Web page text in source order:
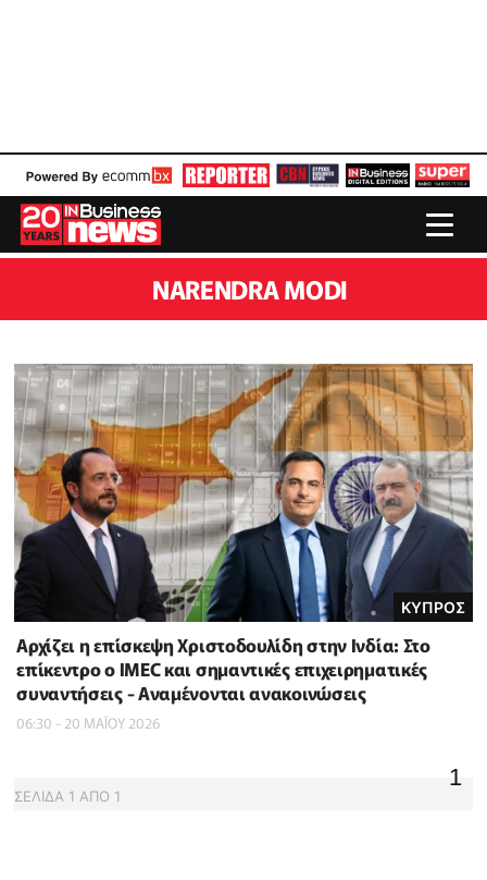
NARENDRA MODI
ΚΥΠΡΟΣ
Αρχίζει η επίσκεψη Χριστοδουλίδη στην Ινδία: Στο
επίκεντρο ο IMEC και σημαντικές επιχειρηματικές
συναντήσεις - Αναμένονται ανακοινώσεις
06:30 - 20 ΜΑΪ́ΟΥ 2026
ΣΕΛΙΔΑ 1 ΑΠΟ 1
1